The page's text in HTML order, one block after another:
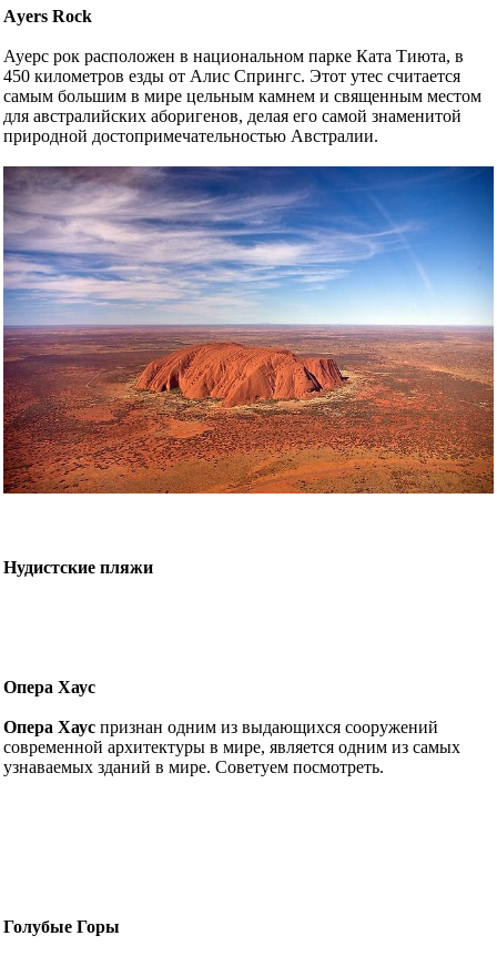
Аyers Rock
Ауерс рок расположен в национальном парке Ката Тиюта, в
450 километров езды от Алис Спрингс. Этот утес считается
самым большим в мире цельным камнем и священным местом
для австралийских аборигенов, делая его самой знаменитой
природной достопримечательностью Австралии.
Нудистские пляжи
Опера Хаус
Опера Хаус признан одним из выдающихся сооружений
современной архитектуры в мире, является одним из самых
узнаваемых зданий в мире. Советуем посмотреть.
Голубые Горы